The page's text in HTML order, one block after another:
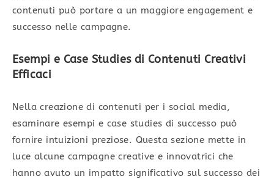
contenuti può portare a un maggiore engagement e
successo nelle campagne.
Esempi e Case Studies di Contenuti Creativi
Efficaci
Nella creazione di contenuti per i social media,
esaminare esempi e case studies di successo può
fornire intuizioni preziose. Questa sezione mette in
luce alcune campagne creative e innovatrici che
hanno avuto un impatto significativo sul successo dei